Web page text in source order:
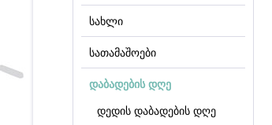
სახლი
სათამაშოები
დაბადების დღე
დედის დაბადების დღე